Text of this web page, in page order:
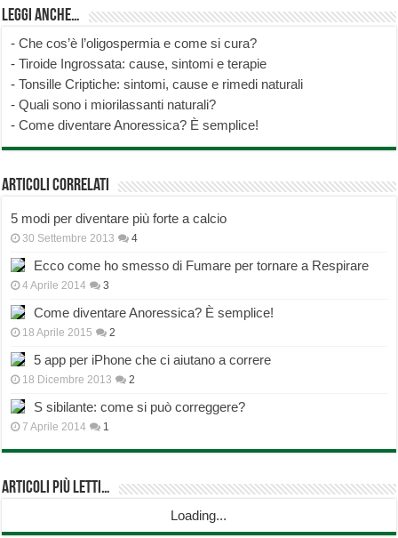
Leggi anche…
-Che cos’è l’oligospermia e come si cura?
-Tiroide Ingrossata: cause, sintomi e terapie
-Tonsille Criptiche: sintomi, cause e rimedi naturali
-Quali sono i miorilassanti naturali?
-Come diventare Anoressica? È semplice!
Articoli correlati
5 modi per diventare più forte a calcio
30 Settembre 2013 4
Ecco come ho smesso di Fumare per tornare a Respirare
4 Aprile 2014 3
Come diventare Anoressica? È semplice!
18 Aprile 2015 2
5 app per iPhone che ci aiutano a correre
18 Dicembre 2013 2
S sibilante: come si può correggere?
7 Aprile 2014 1
Articoli più Letti…
Loading...